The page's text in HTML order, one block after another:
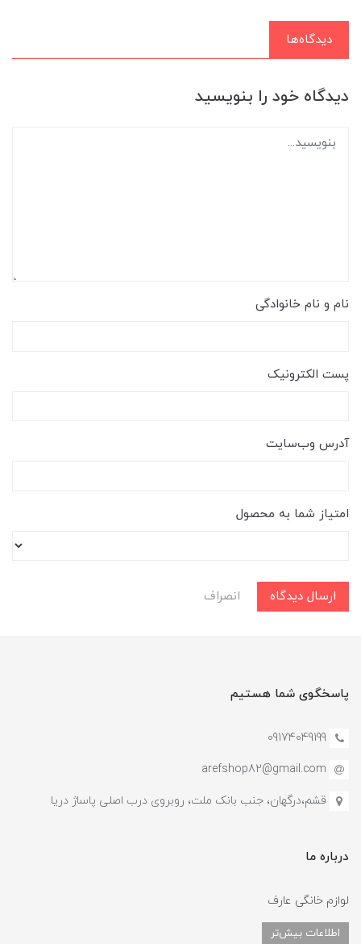
دیدگاه‌ها
دیدگاه خود را بنویسید
نام و نام خانوادگی
پست الکترونیک
آدرس وب‌سایت
امتیاز شما به محصول
ارسال دیدگاه انصراف
پاسخگوی شما هستیم
09174049199
arefshop82@gmail.com
قشم،درگهان، جنب بانک ملت، روبروی درب اصلی پاساژ دریا
درباره ما
لوازم خانگی عارف
اطلاعات بیش‌تر